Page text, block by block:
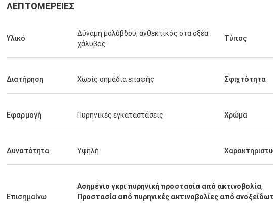
ΛΕΠΤΟΜΈΡΕΙΕΣ
Υλικό
Δύναμη μολύβδου, ανθεκτικός στα οξέα
χάλυβας
Τύπος
Διατήρηση Χωρίς σημάδια επαφής Σφιχτότητα
Εφαρμογή Πυρηνικές εγκαταστάσεις Χρώμα
Δυνατότητα Υψηλή
Επισημαίνω
Ασημένιο γκρι πυρηνική προστασία από ακτινοβολία,
Προστασία από πυρηνικές ακτινοβολίες από